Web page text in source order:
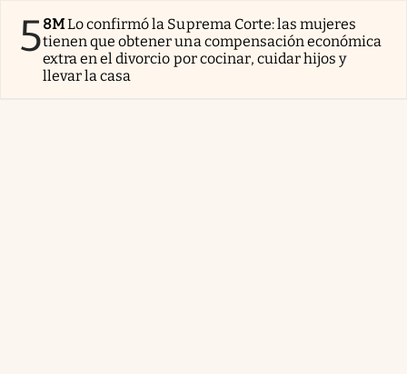
58MLo confirmó la Suprema Corte: las mujeres
tienen que obtener una compensación económica
extra en el divorcio por cocinar, cuidar hijos y
llevar la casa